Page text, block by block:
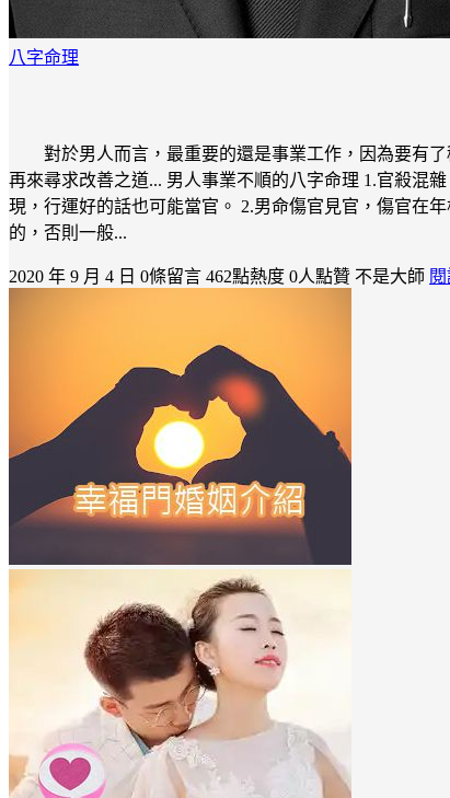
八字命理
對於男人而言，最重要的還是事業工作，因為要有
再來尋求改善之道... 男人事業不順的八字命理 1.官殺混
現，行運好的話也可能當官。 2.男命傷官見官，傷官在
的，否則一般...
2020 年 9 月 4 日 0條留言 462點熱度 0人點贊 不是大師